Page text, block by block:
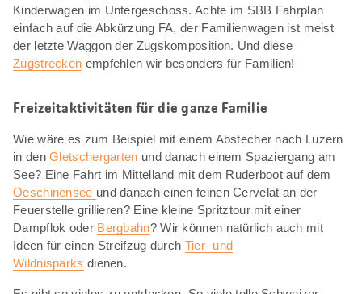
Kinderwagen im Untergeschoss. Achte im SBB Fahrplan
einfach auf die Abkürzung FA, der Familienwagen ist meist
der letzte Waggon der Zugskomposition. Und diese
Zugstrecken empfehlen wir besonders für Familien!
Freizeitaktivitäten für die ganze Familie
Wie wäre es zum Beispiel mit einem Abstecher nach Luzern
in denGletschergarten und danach einem Spaziergang am
See? Eine Fahrt im Mittelland mit dem Ruderboot auf dem
Oeschinensee und danach einen feinen Cervelat an der
Feuerstelle grillieren? Eine kleine Spritztour mit einer
Dampflok oder Bergbahn? Wir können natürlich auch mit
Ideen für einen Streifzug durch Tier- und
Wildnisparks dienen.